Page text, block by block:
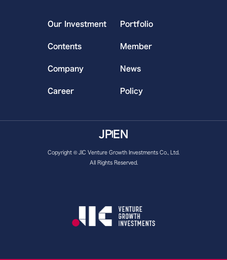
Our Investment Portfolio
Contents Member
Company News
Career Policy
JP EN
Copyright © JIC Venture Growth Investments Co., Ltd.
All Rights Reserved.